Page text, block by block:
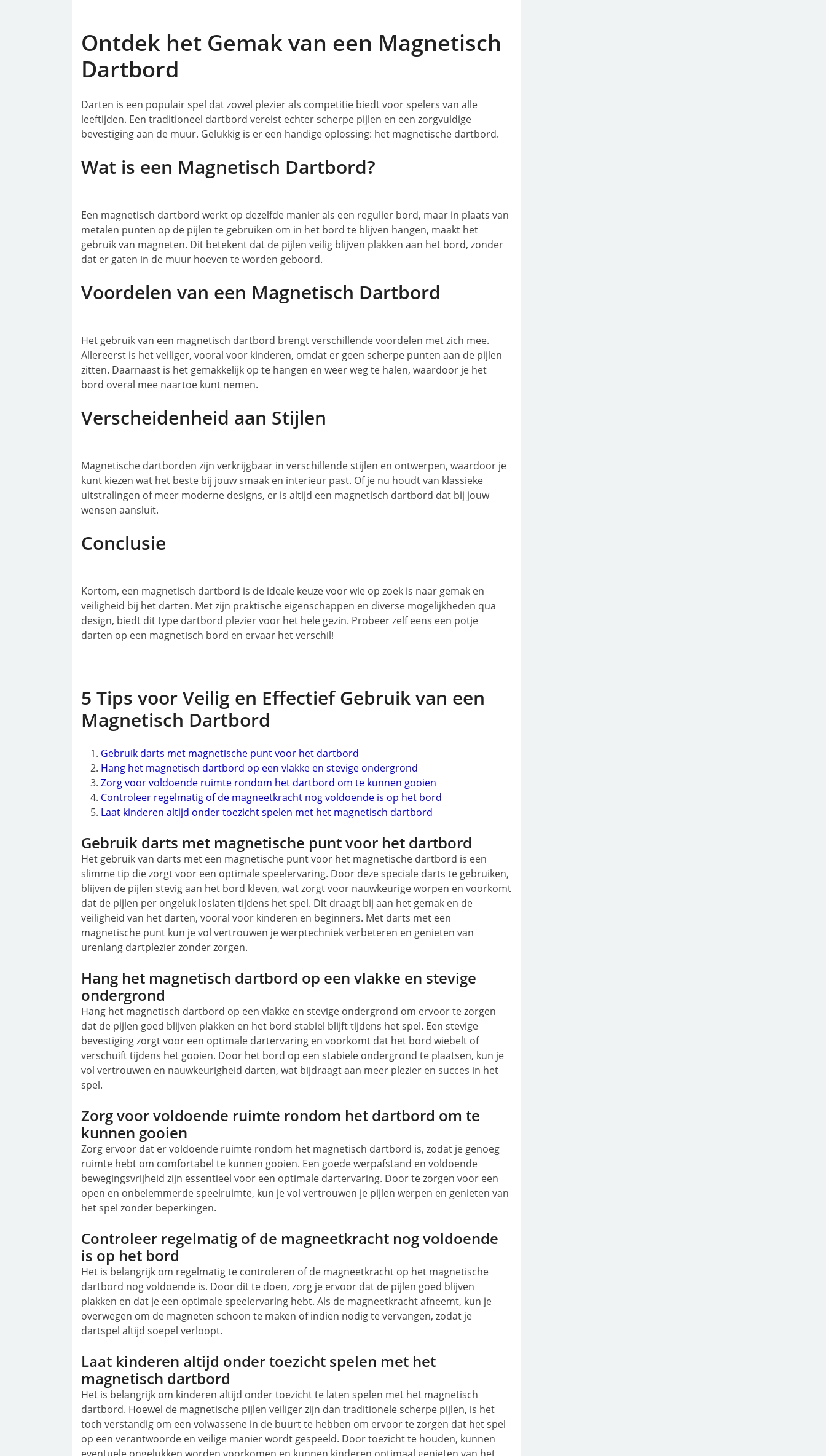
Ontdek het Gemak van een Magnetisch
Dartbord
Darten is een populair spel dat zowel plezier als competitie biedt voor spelers van alle
leeftijden. Een traditioneel dartbord vereist echter scherpe pijlen en een zorgvuldige
bevestiging aan de muur. Gelukkig is er een handige oplossing: het magnetische dartbord.
Wat is een Magnetisch Dartbord?
Een magnetisch dartbord werkt op dezelfde manier als een regulier bord, maar in plaats van
metalen punten op de pijlen te gebruiken om in het bord te blijven hangen, maakt het
gebruik van magneten. Dit betekent dat de pijlen veilig blijven plakken aan het bord, zonder
dat er gaten in de muur hoeven te worden geboord.
Voordelen van een Magnetisch Dartbord
Het gebruik van een magnetisch dartbord brengt verschillende voordelen met zich mee.
Allereerst is het veiliger, vooral voor kinderen, omdat er geen scherpe punten aan de pijlen
zitten. Daarnaast is het gemakkelijk op te hangen en weer weg te halen, waardoor je het
bord overal mee naartoe kunt nemen.
Verscheidenheid aan Stijlen
Magnetische dartborden zijn verkrijgbaar in verschillende stijlen en ontwerpen, waardoor je
kunt kiezen wat het beste bij jouw smaak en interieur past. Of je nu houdt van klassieke
uitstralingen of meer moderne designs, er is altijd een magnetisch dartbord dat bij jouw
wensen aansluit.
Conclusie
Kortom, een magnetisch dartbord is de ideale keuze voor wie op zoek is naar gemak en
veiligheid bij het darten. Met zijn praktische eigenschappen en diverse mogelijkheden qua
design, biedt dit type dartbord plezier voor het hele gezin. Probeer zelf eens een potje
darten op een magnetisch bord en ervaar het verschil!
5 Tips voor Veilig en Effectief Gebruik van een
Magnetisch Dartbord
Gebruik darts met magnetische punt voor het dartbord
Hang het magnetisch dartbord op een vlakke en stevige ondergrond
Zorg voor voldoende ruimte rondom het dartbord om te kunnen gooien
Controleer regelmatig of de magneetkracht nog voldoende is op het bord
Laat kinderen altijd onder toezicht spelen met het magnetisch dartbord
Gebruik darts met magnetische punt voor het dartbord
Het gebruik van darts met een magnetische punt voor het magnetische dartbord is een
slimme tip die zorgt voor een optimale speelervaring. Door deze speciale darts te gebruiken,
blijven de pijlen stevig aan het bord kleven, wat zorgt voor nauwkeurige worpen en voorkomt
dat de pijlen per ongeluk loslaten tijdens het spel. Dit draagt bij aan het gemak en de
veiligheid van het darten, vooral voor kinderen en beginners. Met darts met een
magnetische punt kun je vol vertrouwen je werptechniek verbeteren en genieten van
urenlang dartplezier zonder zorgen.
Hang het magnetisch dartbord op een vlakke en stevige
ondergrond
Hang het magnetisch dartbord op een vlakke en stevige ondergrond om ervoor te zorgen
dat de pijlen goed blijven plakken en het bord stabiel blijft tijdens het spel. Een stevige
bevestiging zorgt voor een optimale dartervaring en voorkomt dat het bord wiebelt of
verschuift tijdens het gooien. Door het bord op een stabiele ondergrond te plaatsen, kun je
vol vertrouwen en nauwkeurigheid darten, wat bijdraagt aan meer plezier en succes in het
spel.
Zorg voor voldoende ruimte rondom het dartbord om te
kunnen gooien
Zorg ervoor dat er voldoende ruimte rondom het magnetisch dartbord is, zodat je genoeg
ruimte hebt om comfortabel te kunnen gooien. Een goede werpafstand en voldoende
bewegingsvrijheid zijn essentieel voor een optimale dartervaring. Door te zorgen voor een
open en onbelemmerde speelruimte, kun je vol vertrouwen je pijlen werpen en genieten van
het spel zonder beperkingen.
Controleer regelmatig of de magneetkracht nog voldoende
is op het bord
Het is belangrijk om regelmatig te controleren of de magneetkracht op het magnetische
dartbord nog voldoende is. Door dit te doen, zorg je ervoor dat de pijlen goed blijven
plakken en dat je een optimale speelervaring hebt. Als de magneetkracht afneemt, kun je
overwegen om de magneten schoon te maken of indien nodig te vervangen, zodat je
dartspel altijd soepel verloopt.
Laat kinderen altijd onder toezicht spelen met het
magnetisch dartbord
Het is belangrijk om kinderen altijd onder toezicht te laten spelen met het magnetisch
dartbord. Hoewel de magnetische pijlen veiliger zijn dan traditionele scherpe pijlen, is het
toch verstandig om een volwassene in de buurt te hebben om ervoor te zorgen dat het spel
op een verantwoorde en veilige manier wordt gespeeld. Door toezicht te houden, kunnen